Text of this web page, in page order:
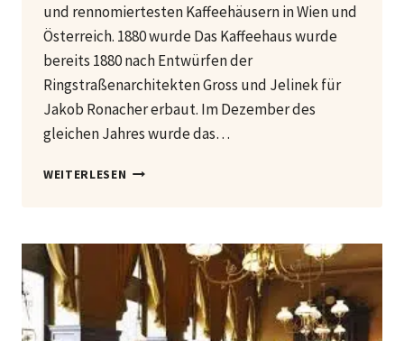
und rennomiertesten Kaffeehäusern in Wien und
Österreich. 1880 wurde Das Kaffeehaus wurde
bereits 1880 nach Entwürfen der
Ringstraßenarchitekten Gross und Jelinek für
Jakob Ronacher erbaut. Im Dezember des
gleichen Jahres wurde das…
WEITERLESEN CAFE